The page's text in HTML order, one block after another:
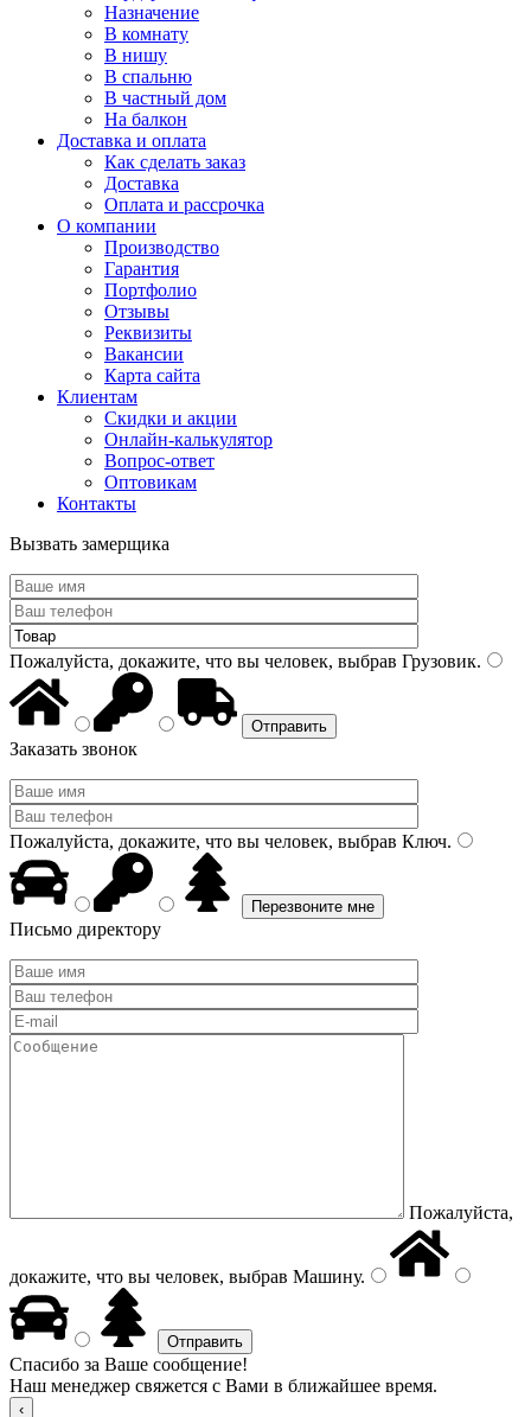
Назначение
В комнату
В нишу
В спальню
В частный дом
На балкон
Доставка и оплата
Как сделать заказ
Доставка
Оплата и рассрочка
О компании
Производство
Гарантия
Портфолио
Отзывы
Реквизиты
Вакансии
Карта сайта
Клиентам
Скидки и акции
Онлайн-калькулятор
Вопрос-ответ
Оптовикам
Контакты
Вызвать замерщика
Пожалуйста, докажите, что вы человек, выбрав Грузовик.
Заказать звонок
Пожалуйста, докажите, что вы человек, выбрав Ключ.
Письмо директору
Пожалуйста,
докажите, что вы человек, выбрав Машину.
Спасибо за Ваше сообщение!
Наш менеджер свяжется с Вами в ближайшее время.